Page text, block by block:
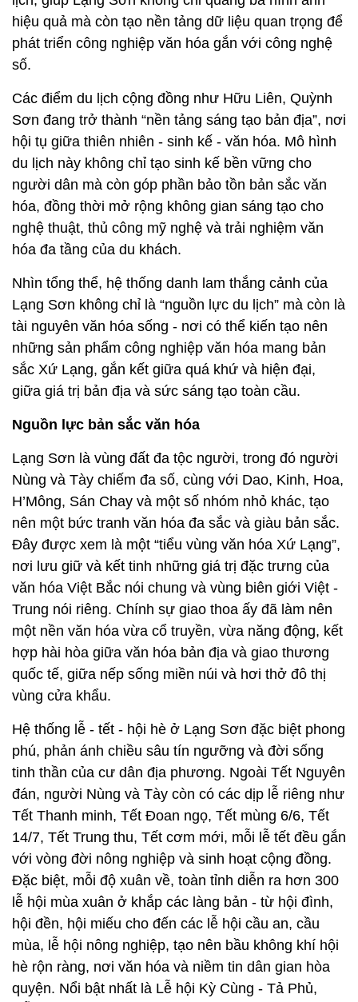
hiệu quả mà còn tạo nền tảng dữ liệu quan trọng để
phát triển công nghiệp văn hóa gắn với công nghệ
số.
Các điểm du lịch cộng đồng như Hữu Liên, Quỳnh
Sơn đang trở thành “nền tảng sáng tạo bản địa”, nơi
hội tụ giữa thiên nhiên - sinh kế - văn hóa. Mô hình
du lịch này không chỉ tạo sinh kế bền vững cho
người dân mà còn góp phần bảo tồn bản sắc văn
hóa, đồng thời mở rộng không gian sáng tạo cho
nghệ thuật, thủ công mỹ nghệ và trải nghiệm văn
hóa đa tầng của du khách.
Nhìn tổng thể, hệ thống danh lam thắng cảnh của
Lạng Sơn không chỉ là “nguồn lực du lịch” mà còn là
tài nguyên văn hóa sống - nơi có thể kiến tạo nên
những sản phẩm công nghiệp văn hóa mang bản
sắc Xứ Lạng, gắn kết giữa quá khứ và hiện đại,
giữa giá trị bản địa và sức sáng tạo toàn cầu.
Nguồn lực bản sắc văn hóa
Lạng Sơn là vùng đất đa tộc người, trong đó người
Nùng và Tày chiếm đa số, cùng với Dao, Kinh, Hoa,
H’Mông, Sán Chay và một số nhóm nhỏ khác, tạo
nên một bức tranh văn hóa đa sắc và giàu bản sắc.
Đây được xem là một “tiểu vùng văn hóa Xứ Lạng”,
nơi lưu giữ và kết tinh những giá trị đặc trưng của
văn hóa Việt Bắc nói chung và vùng biên giới Việt -
Trung nói riêng. Chính sự giao thoa ấy đã làm nên
một nền văn hóa vừa cổ truyền, vừa năng động, kết
hợp hài hòa giữa văn hóa bản địa và giao thương
quốc tế, giữa nếp sống miền núi và hơi thở đô thị
vùng cửa khẩu.
Hệ thống lễ - tết - hội hè ở Lạng Sơn đặc biệt phong
phú, phản ánh chiều sâu tín ngưỡng và đời sống
tinh thần của cư dân địa phương. Ngoài Tết Nguyên
đán, người Nùng và Tày còn có các dịp lễ riêng như
Tết Thanh minh, Tết Đoan ngọ, Tết mùng 6/6, Tết
14/7, Tết Trung thu, Tết cơm mới, mỗi lễ tết đều gắn
với vòng đời nông nghiệp và sinh hoạt cộng đồng.
Đặc biệt, mỗi độ xuân về, toàn tỉnh diễn ra hơn 300
lễ hội mùa xuân ở khắp các làng bản - từ hội đình,
hội đền, hội miếu cho đến các lễ hội cầu an, cầu
mùa, lễ hội nông nghiệp, tạo nên bầu không khí hội
hè rộn ràng, nơi văn hóa và niềm tin dân gian hòa
quyện. Nổi bật nhất là Lễ hội Kỳ Cùng - Tả Phủ,